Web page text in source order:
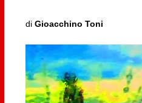
di Gioacchino Toni